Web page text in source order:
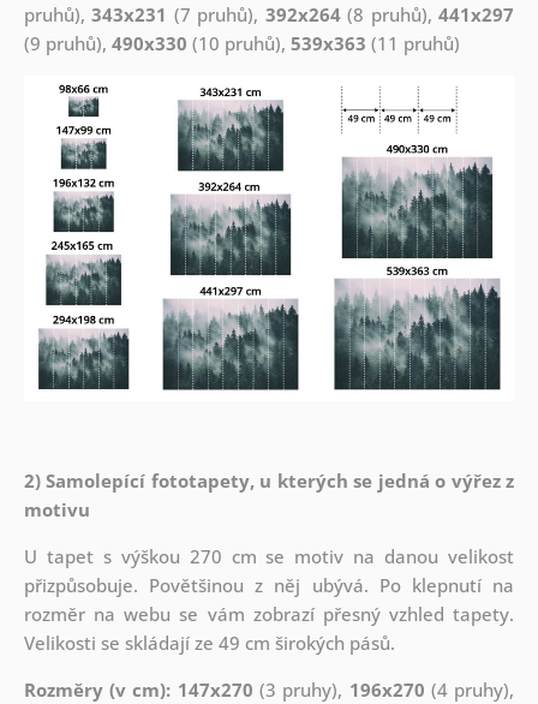
pruhů),343x231 (7 pruhů), 392x264(8 pruhů),441x297
(9 pruhů), 490x330 (10 pruhů), 539x363 (11 pruhů)
2) Samolepící fototapety, u kterých se jedná o výřez z
motivu
U tapet s výškou 270 cm se motiv na danou velikost
přizpůsobuje. Povětšinou z něj ubývá. Po klepnutí na
rozměr na webu se vám zobrazí přesný vzhled tapety.
Velikosti se skládají ze 49 cm širokých pásů.
Rozměry (v cm): 147x270 (3 pruhy), 196x270 (4 pruhy),